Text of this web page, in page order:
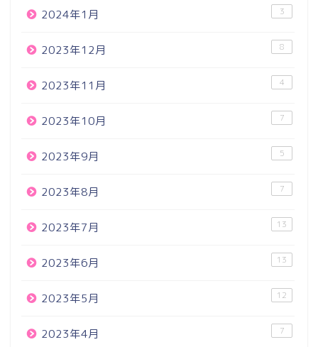
2024年1月 3
2023年12月 8
2023年11月 4
2023年10月 7
2023年9月 5
2023年8月 7
2023年7月 13
2023年6月 13
2023年5月 12
2023年4月 7